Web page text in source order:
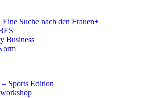
Suche nach den Frauen+
Business
– Sports Edition